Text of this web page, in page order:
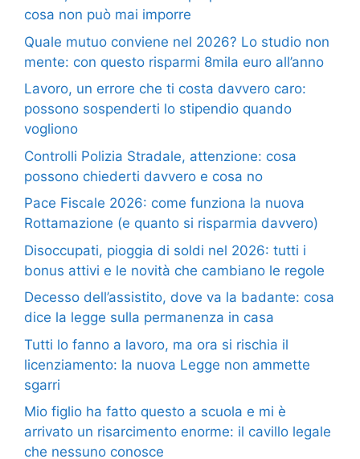
cosa non può mai imporre
Quale mutuo conviene nel 2026? Lo studio non
mente: con questo risparmi 8mila euro all’anno
Lavoro, un errore che ti costa davvero caro:
possono sospenderti lo stipendio quando
vogliono
Controlli Polizia Stradale, attenzione: cosa
possono chiederti davvero e cosa no
Pace Fiscale 2026: come funziona la nuova
Rottamazione (e quanto si risparmia davvero)
Disoccupati, pioggia di soldi nel 2026: tutti i
bonus attivi e le novità che cambiano le regole
Decesso dell’assistito, dove va la badante: cosa
dice la legge sulla permanenza in casa
Tutti lo fanno a lavoro, ma ora si rischia il
licenziamento: la nuova Legge non ammette
sgarri
Mio figlio ha fatto questo a scuola e mi è
arrivato un risarcimento enorme: il cavillo legale
che nessuno conosce